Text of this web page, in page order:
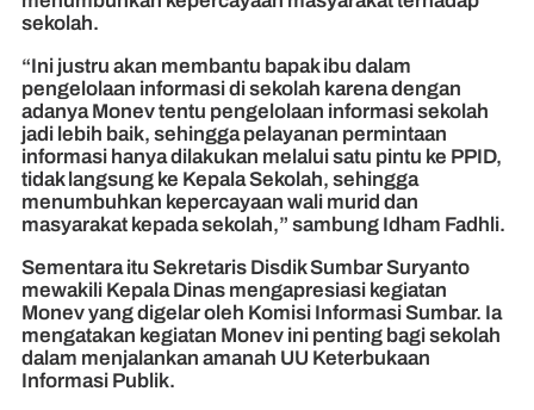
sekolah.
“Ini justru akan membantu bapak ibu dalam
pengelolaan informasi di sekolah karena dengan
adanya Monev tentu pengelolaan informasi sekolah
jadi lebih baik, sehingga pelayanan permintaan
informasi hanya dilakukan melalui satu pintu ke PPID,
tidak langsung ke Kepala Sekolah, sehingga
menumbuhkan kepercayaan wali murid dan
masyarakat kepada sekolah,” sambung Idham Fadhli.
Sementara itu Sekretaris Disdik Sumbar Suryanto
mewakili Kepala Dinas mengapresiasi kegiatan
Monev yang digelar oleh Komisi Informasi Sumbar. Ia
mengatakan kegiatan Monev ini penting bagi sekolah
dalam menjalankan amanah UU Keterbukaan
Informasi Publik.